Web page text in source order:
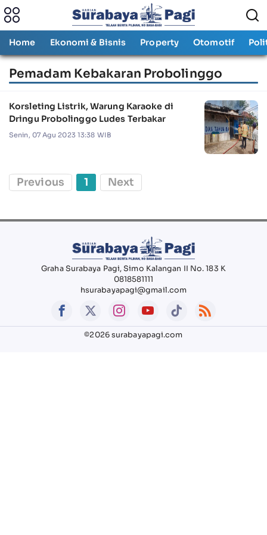
Home Ekonomi & Bisnis Property Otomotif
Pemadam Kebakaran Probolinggo
Korsleting Listrik, Warung Karaoke di
Dringu Probolinggo Ludes Terbakar
Senin, 07 Agu 2023 13:38 WIB
Previous 1 Next
Graha Surabaya Pagi, Simo Kalangan II No. 183 K
0818581111
hsurabayapagi@gmail.com
©2026 surabayapagi.com